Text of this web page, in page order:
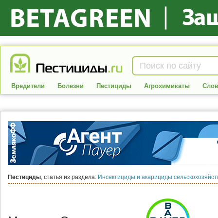
Вредители Болезни Пестициды Агрохимикаты
Пестициды, статья из раздела: Инсектициды и акарициды